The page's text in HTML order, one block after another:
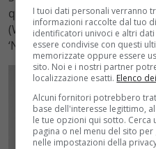
qualche stagione, ma
(Weiss, n.d.r.) e David
‘No, questo è il finale e così
I tuoi dati personali verranno
informazioni raccolte dal tuo
identificatori univoci e altri
essere condivise con questi
memorizzate oppure essere
sito. Noi e i nostri partner
localizzazione esatti. Elenco
Alcuni fornitori potrebbero
base dell'interesse legittimo,
le tue opzioni qui sotto. Cerca
pagina o nel menu del sito
nelle impostazioni della